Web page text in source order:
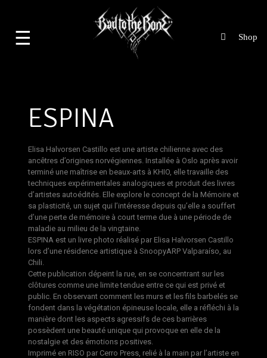
☰
ESPINA
Elisa Halvorsen Castillo est une artiste chilienne avec des
ancêtres d’origines norvégiennes. Installée à Oslo après avoir
terminé une maîtrise en beaux-arts à KHIO, elle travaille des
techniques expérimentales analogiques et produit des livres
d’artistes autoédités. Elle explore le concept de la Mémoire et
sa plasticité, un sujet qui l’intéresse depuis qu’elle a souffert
d’une perte de mémoire à court terme due à une période de
maladie au milieu de la vingtaine.
ESPINA est un livre photo réalisé par Elisa Halvorsen Castillo
lors d’une résidence artistique à SnoopyARP Valparaíso, au
Chili.
Cette publication dépeint la rue, en se concentrant sur les
clôtures comme une limite tendue entre ce qui est privé et
public. En observant comment les murs et les fils barbelés se
fondent dans la végétation épineuse locale, elle a réfléchi à la
manière dont les aspects agressifs de ces barrières
possèdent une beauté unique qui provoque en elle de la
nostalgie et des émotions positives.
Imprimé en RISO par Cerro Press, relié à la main par l’artiste en